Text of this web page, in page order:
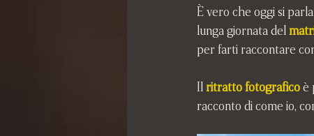
È vero che oggi si
lunga giornata del
per farti raccontare
Il ritratto fotografico è
racconto di come io,